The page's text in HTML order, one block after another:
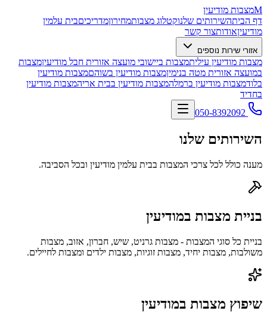
Mמצבות מודיעין
דף הביתהשירותים שלנוקטלוג מצבותמחירוןמדריכיםבית עלמין
מודיעיןאודותצור קשר
אזורי שירות נוספים
מצבות מודיעין עיליתמצבות ביישובי מועצה אזורית חבל מודיעיןמצבות
במועצה אזורית מטה בנימיןמצבות מודיעין בשוהםמצבות מודיעין
בלודמצבות מודיעין ברמלהמצבות מודיעין בבית אריהמצבות מודיעין
בחדיד
050-8392092
השירותים שלנו
מענה כולל לכל צרכי המצבות בבית עלמין מודיעין ובכל הסביבה.
בניית מצבות במודיעין
בניית כל סוגי המצבות - מצבות גרניט, שיש, חברון, אזוב, מצבות
משולבות, מצבות יחיד, מצבות זוגיות, מצבות ילדים ומצבות לחיילים.
שיפוץ מצבות במודיעין